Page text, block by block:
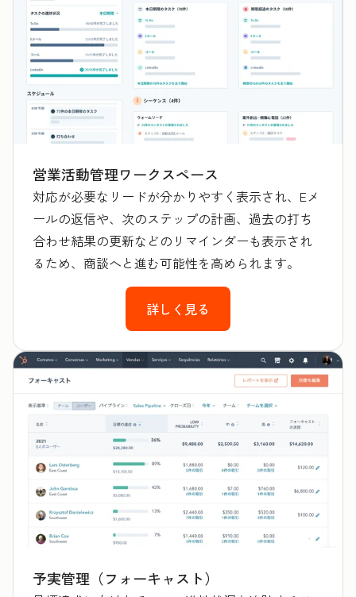
営業活動管理ワークスペース
対応が必要なリードが分かりやすく表示され、Eメ
ールの返信や、次のステップの計画、過去の打ち
合わせ結果の更新などのリマインダーも表示され
るため、商談へと進む可能性を高められます。
詳しく見る
予実管理（フォーキャスト）